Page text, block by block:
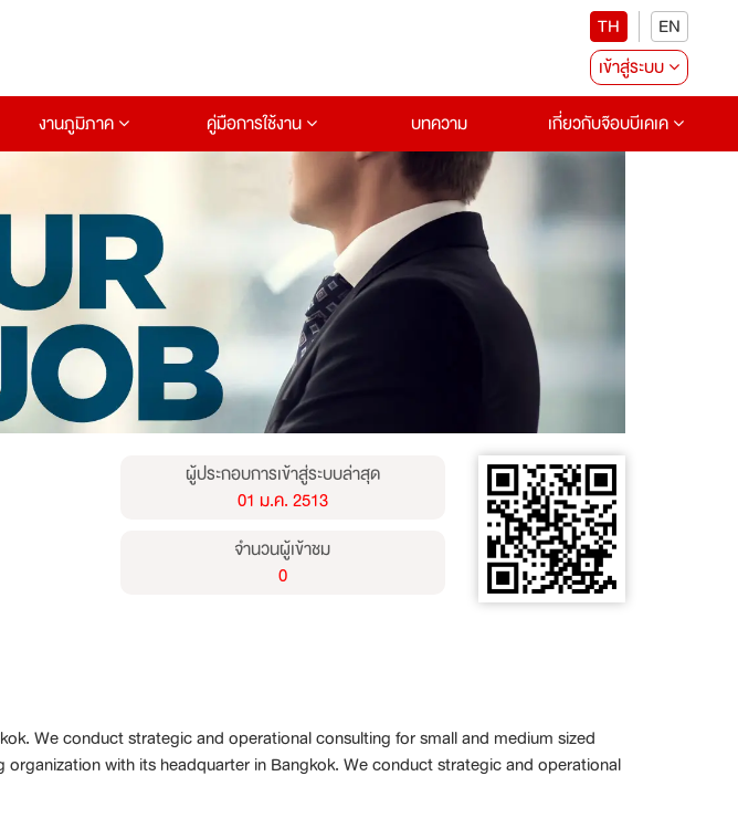
TH
EN
เข้าสู่ระบบ
งานภูมิภาค คู่มือการใช้งาน บทความ เกี่ยวกับจ๊อบบีเคเค
ผู้ประกอบการเข้าสู่ระบบล่าสุด
01 ม.ค. 2513
จำนวนผู้เข้าชม
0
We conduct strategic and operational consulting for small and medium sized
with its headquarter in Bangkok. We conduct strategic and operational